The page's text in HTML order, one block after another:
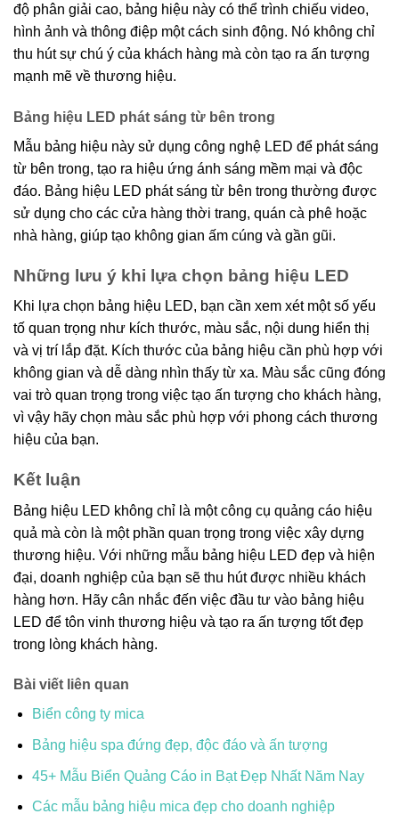
độ phân giải cao, bảng hiệu này có thể trình chiếu video,
hình ảnh và thông điệp một cách sinh động. Nó không chỉ
thu hút sự chú ý của khách hàng mà còn tạo ra ấn tượng
mạnh mẽ về thương hiệu.
Bảng hiệu LED phát sáng từ bên trong
Mẫu bảng hiệu này sử dụng công nghệ LED để phát sáng
từ bên trong, tạo ra hiệu ứng ánh sáng mềm mại và độc
đáo. Bảng hiệu LED phát sáng từ bên trong thường được
sử dụng cho các cửa hàng thời trang, quán cà phê hoặc
nhà hàng, giúp tạo không gian ấm cúng và gần gũi.
Những lưu ý khi lựa chọn bảng hiệu LED
Khi lựa chọn bảng hiệu LED, bạn cần xem xét một số yếu
tố quan trọng như kích thước, màu sắc, nội dung hiển thị
và vị trí lắp đặt. Kích thước của bảng hiệu cần phù hợp với
không gian và dễ dàng nhìn thấy từ xa. Màu sắc cũng đóng
vai trò quan trọng trong việc tạo ấn tượng cho khách hàng,
vì vậy hãy chọn màu sắc phù hợp với phong cách thương
hiệu của bạn.
Kết luận
Bảng hiệu LED không chỉ là một công cụ quảng cáo hiệu
quả mà còn là một phần quan trọng trong việc xây dựng
thương hiệu. Với những mẫu bảng hiệu LED đẹp và hiện
đại, doanh nghiệp của bạn sẽ thu hút được nhiều khách
hàng hơn. Hãy cân nhắc đến việc đầu tư vào bảng hiệu
LED để tôn vinh thương hiệu và tạo ra ấn tượng tốt đẹp
trong lòng khách hàng.
Bài viết liên quan
Biển công ty mica
Bảng hiệu spa đứng đẹp, độc đáo và ấn tượng
45+ Mẫu Biển Quảng Cáo in Bạt Đẹp Nhất Năm Nay
Các mẫu bảng hiệu mica đẹp cho doanh nghiệp